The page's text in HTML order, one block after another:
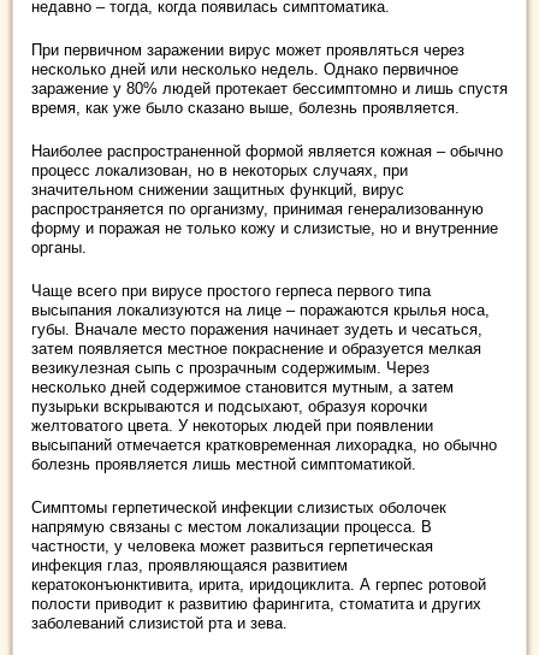
недавно – тогда, когда появилась симптоматика.
При первичном заражении вирус может проявляться через
несколько дней или несколько недель. Однако первичное
заражение у 80% людей протекает бессимптомно и лишь спустя
время, как уже было сказано выше, болезнь проявляется.
Наиболее распространенной формой является кожная – обычно
процесс локализован, но в некоторых случаях, при
значительном снижении защитных функций, вирус
распространяется по организму, принимая генерализованную
форму и поражая не только кожу и слизистые, но и внутренние
органы.
Чаще всего при вирусе простого герпеса первого типа
высыпания локализуются на лице – поражаются крылья носа,
губы. Вначале место поражения начинает зудеть и чесаться,
затем появляется местное покраснение и образуется мелкая
везикулезная сыпь с прозрачным содержимым. Через
несколько дней содержимое становится мутным, а затем
пузырьки вскрываются и подсыхают, образуя корочки
желтоватого цвета. У некоторых людей при появлении
высыпаний отмечается кратковременная лихорадка, но обычно
болезнь проявляется лишь местной симптоматикой.
Симптомы герпетической инфекции слизистых оболочек
напрямую связаны с местом локализации процесса. В
частности, у человека может развиться герпетическая
инфекция глаз, проявляющаяся развитием
кератоконъюнктивита, ирита, иридоциклита. А герпес ротовой
полости приводит к развитию фарингита, стоматита и других
заболеваний слизистой рта и зева.